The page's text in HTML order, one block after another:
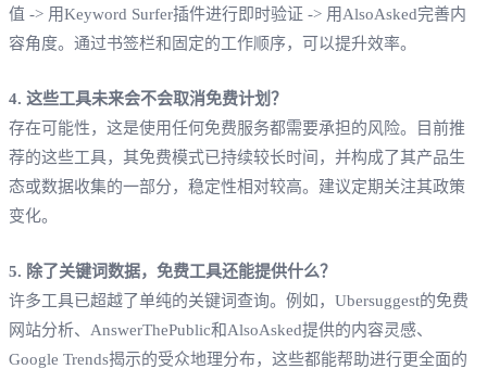
值 -> 用Keyword Surfer插件进行即时验证 -> 用AlsoAsked完善内
容角度。通过书签栏和固定的工作顺序，可以提升效率。
4. 这些工具未来会不会取消免费计划？
存在可能性，这是使用任何免费服务都需要承担的风险。目前推
荐的这些工具，其免费模式已持续较长时间，并构成了其产品生
态或数据收集的一部分，稳定性相对较高。建议定期关注其政策
变化。
5. 除了关键词数据，免费工具还能提供什么？
许多工具已超越了单纯的关键词查询。例如，Ubersuggest的免费
网站分析、AnswerThePublic和AlsoAsked提供的内容灵感、
Google Trends揭示的受众地理分布，这些都能帮助进行更全面的